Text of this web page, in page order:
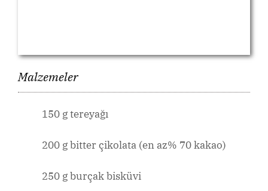
Malzemeler
150 g tereyağı
200 g bitter çikolata (en az% 70 kakao)
250 g burçak bisküvi